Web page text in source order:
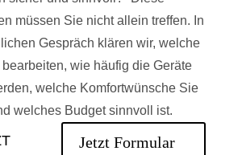
müssen Sie nicht allein treffen. In
Gespräch klären wir, welche
wie häufig die Geräte
welche Komfortwünsche Sie
welches Budget sinnvoll ist.
Jetzt Formular